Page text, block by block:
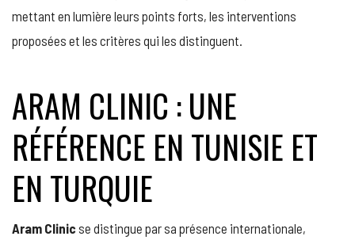
mettant en lumière leurs points forts, les interventions
proposées et les critères qui les distinguent.
ARAM CLINIC : UNE
RÉFÉRENCE EN TUNISIE ET
EN TURQUIE
Aram Clinic se distingue par sa présence internationale,